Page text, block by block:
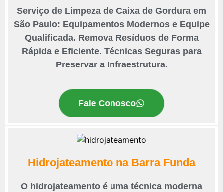
Serviço de Limpeza de Caixa de Gordura em
São Paulo: Equipamentos Modernos e Equipe
Qualificada. Remova Resíduos de Forma
Rápida e Eficiente. Técnicas Seguras para
Preservar a Infraestrutura.
Fale Conosco
Hidrojateamento na Barra Funda
O hidrojateamento é uma técnica moderna